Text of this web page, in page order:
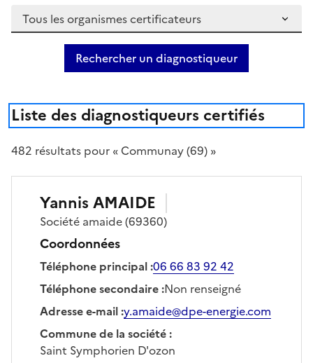
Rechercher un diagnostiqueur
Liste des diagnostiqueurs certifiés
482 résultats pour « Communay (69) »
Yannis AMAIDE
Société amaide(69360)
Coordonnées
Téléphone principal:06 66 83 92 42
Téléphone secondaire:Non renseigné
Adresse e-mail:y.amaide@dpe-energie.com
Commune de la société:
Saint Symphorien D'ozon